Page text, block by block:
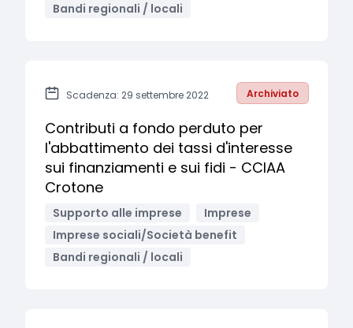
Bandi regionali / locali
Scadenza: 29 settembre 2022 Archiviato
Contributi a fondo perduto per
l'abbattimento dei tassi d'interesse
sui finanziamenti e sui fidi - CCIAA
Crotone
Supporto alle imprese
Imprese
Imprese sociali/Società benefit
Bandi regionali / locali